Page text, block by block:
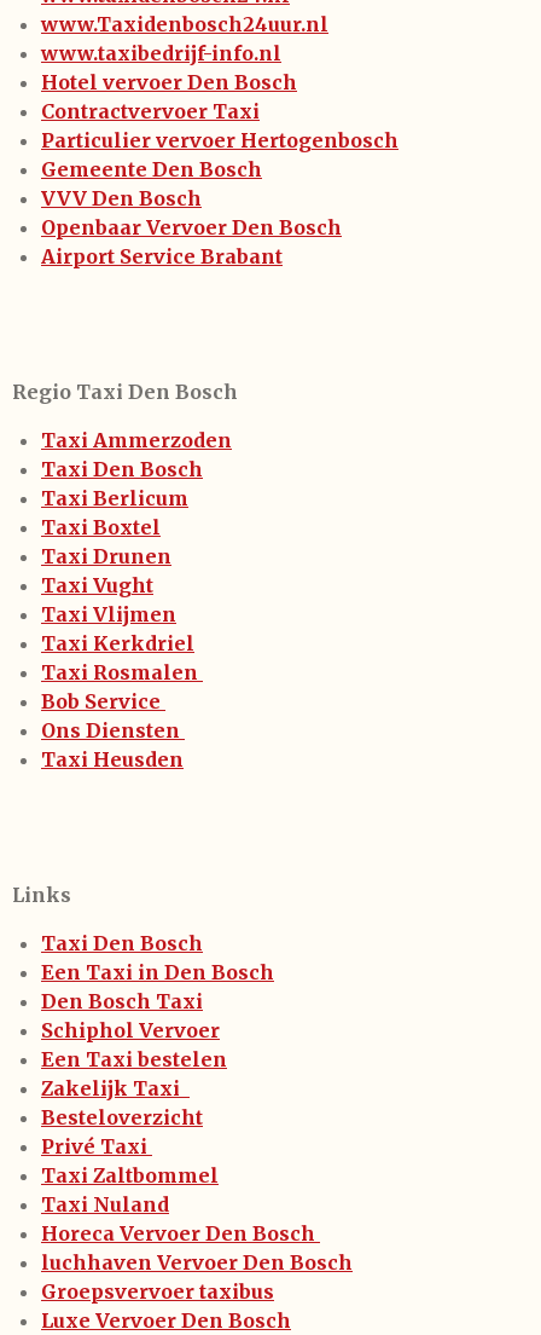
www.Taxidenbosch24uur.nl
www.taxibedrijf-info.nl
Hotel vervoer Den Bosch
Contractvervoer Taxi
Particulier vervoer Hertogenbosch
Gemeente Den Bosch
VVV Den Bosch
Openbaar Vervoer Den Bosch
Airport Service Brabant
Regio Taxi Den Bosch
Taxi Ammerzoden
Taxi Den Bosch
Taxi Berlicum
Taxi Boxtel
Taxi Drunen
Taxi Vught
Taxi Vlijmen
Taxi Kerkdriel
Taxi Rosmalen
Bob Service
Ons Diensten
Taxi Heusden
Links
Taxi Den Bosch
Een Taxi in Den Bosch
Den Bosch Taxi
Schiphol Vervoer
Een Taxi bestelen
Zakelijk Taxi
Besteloverzicht
Privé Taxi
Taxi Zaltbommel
Taxi Nuland
Horeca Vervoer Den Bosch
luchhaven Vervoer Den Bosch
Groepsvervoer taxibus
Luxe Vervoer Den Bosch